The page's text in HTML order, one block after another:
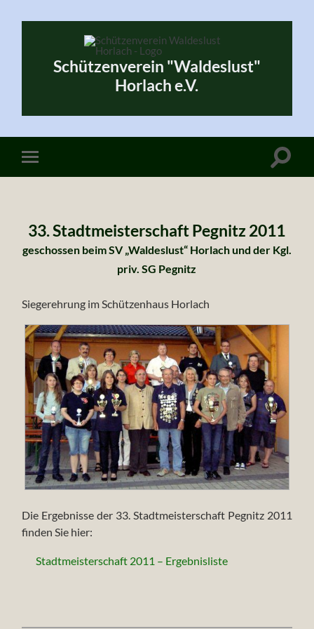
Schützenverein "Waldeslust"
Horlach e.V.
33. Stadtmeisterschaft Pegnitz 2011
geschossen beim SV „Waldeslust“ Horlach und der Kgl.
priv. SG Pegnitz
Siegerehrung im Schützenhaus Horlach
Die Ergebnisse der 33. Stadtmeisterschaft Pegnitz 2011
finden Sie hier:
Stadtmeisterschaft 2011 – Ergebnisliste